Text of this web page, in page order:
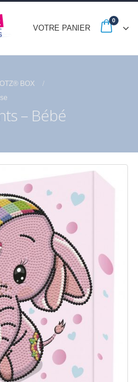
VOTRE PANIER
0
BOX
– Bébé